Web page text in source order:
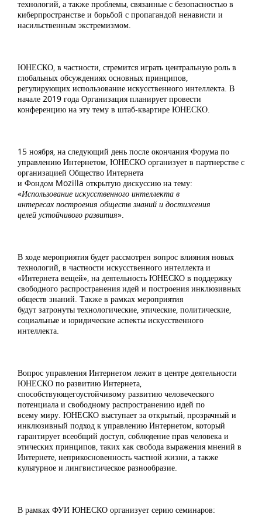
технологий, а также проблемы, связанные с безопасностью в
киберпространстве и борьбой с пропагандой ненависти и
насильственным экстремизмом.
ЮНЕСКО, в частности, стремится играть центральную роль в
глобальных обсуждениях основных принципов,
регулирующих использование искусственного интеллекта. В
начале 2019 года Организация планирует провести
конференцию на эту тему в штаб-квартире ЮНЕСКО.
15 ноября, на следующий день после окончания Форума по
управлению Интернетом, ЮНЕСКО организует в партнерстве с
организацией Общество Интернета
и Фондом Mozilla открытую дискуссию на тему:
«Использование искусственного интеллекта в
интересах построения обществ знаний и достижения
целей устойчивого развития».
В ходе мероприятия будет рассмотрен вопрос влияния новых
технологий, в частности искусственного интеллекта и
«Интернета вещей», на деятельность ЮНЕСКО в поддержку
свободного распространения идей и построения инклюзивных
обществ знаний. Также в рамках мероприятия
будут затронуты технологические, этические, политические,
социальные и юридические аспекты искусственного
интеллекта.
Вопрос управления Интернетом лежит в центре деятельности
ЮНЕСКО по развитию Интернета,
способствующегоустойчивому развитию человеческого
потенциала и свободному распространению идей по
всему миру. ЮНЕСКО выступает за открытый, прозрачный и
инклюзивный подход к управлению Интернетом, который
гарантирует всеобщий доступ, соблюдение прав человека и
этических принципов, таких как свобода выражения мнений в
Интернете, неприкосновенность частной жизни, а также
культурное и лингвистическое разнообразие.
В рамках ФУИ ЮНЕСКО организует серию семинаров: